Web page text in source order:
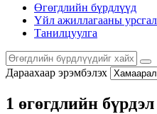
Өгөгдлийн бүрдлүүд
Үйл ажиллагааны урсгал
Танилцуулга
Дараахаар эрэмбэлэх
1 өгөгдлийн